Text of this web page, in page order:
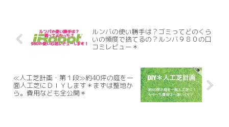
ルンバの使い勝手は？ゴミってどのくら
いの頻度で捨てるの？ルンバ９８０の口
コミレビュー＊
≪人工芝計画・第１段≫約40坪の庭を一
面人工芝にＤＩＹします＊まずは整地か
ら。費用なども全公開＊